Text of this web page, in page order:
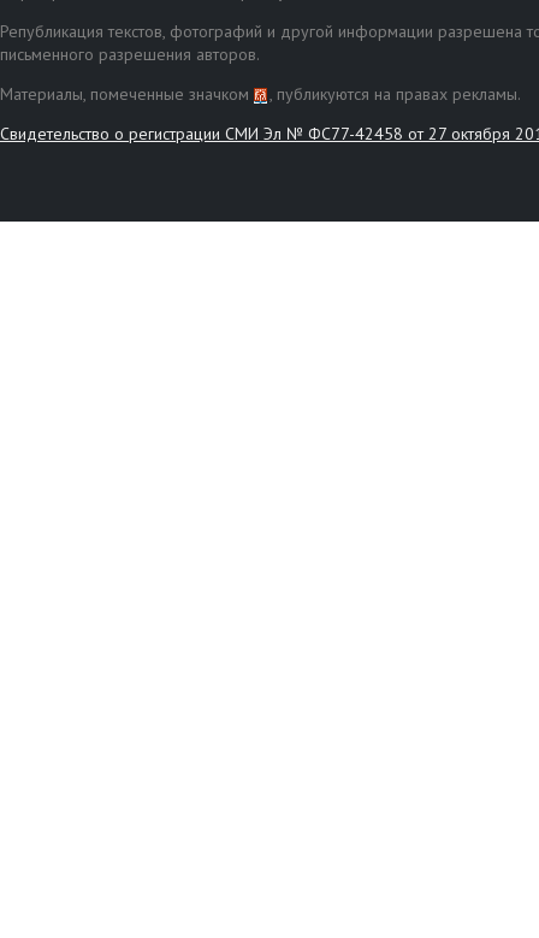
Републикация текстов, фотографий и другой информации разрешена
письменного разрешения авторов.
Материалы, помеченные значком
, публикуются на правах рекламы.
Свидетельство о регистрации СМИ Эл № ФС77-42458 от 27 октября